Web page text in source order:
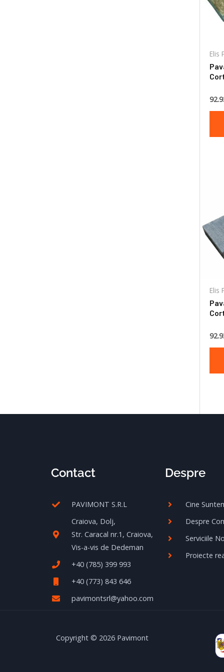
Elis
Elis
Contact
PAVIMONT S.R.L
Craiova, Dolj,
Str. Caracal nr.1, Craiova,
Vis-a-vis de Dedeman
+40 (785) 399 993
+40 (773) 843 646
pavimontsrl@yahoo.com
Despre
Cine
Despre
Serviciile
Proiecte
Copyright © 2026 Pavimont